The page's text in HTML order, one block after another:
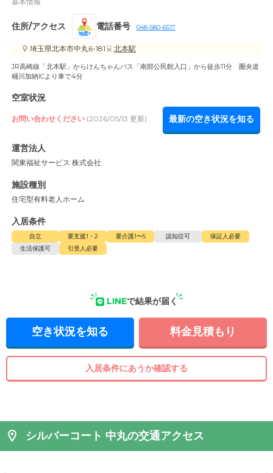
住所/アクセス
地図
電話番号 048-580-6517
埼玉県北本市中丸6-181 北本駅
JR高崎線「北本駅」からけんちゃんバス「南部公民館入口」から徒歩11分 圏央道
桶川加納ICより車で4分
空室状況
お問い合わせください (2026/05/13 更新) 最新の空き状況を知る
運営法人
関東福祉サービス 株式会社
施設種別
住宅型有料老人ホーム
入居条件
自立 要支援1・2 要介護1〜5 認知症可
保証人必要
生活保護可
引受人必要
LINEで結果が届く
空き状況を知る 料金見積もり
入居条件にあうか確認する
シルバーコート 中丸の交通アクセス